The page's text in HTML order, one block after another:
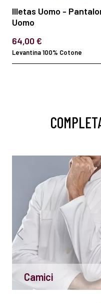
Illetas Uomo -
Uomo
64,00 €
Levantina 100% Cotone
Camici